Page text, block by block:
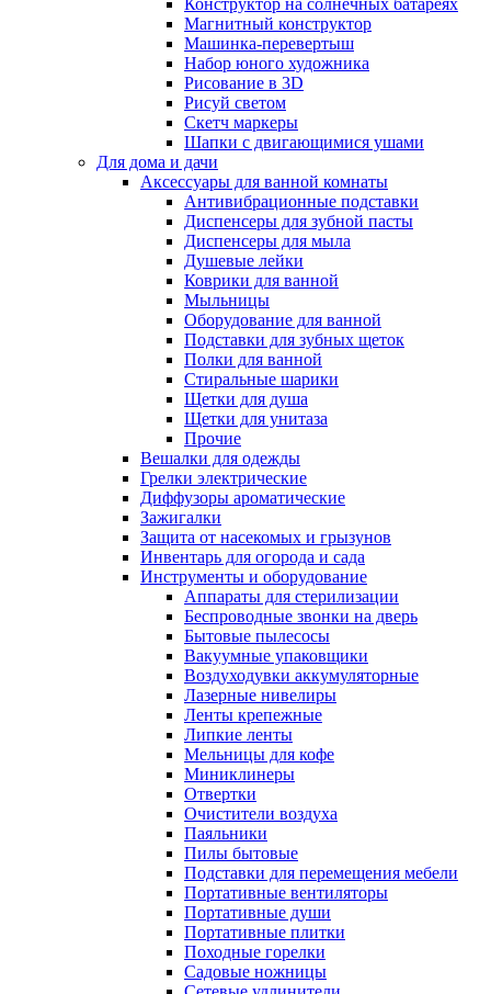
Конструктор на солнечных батареях
Магнитный конструктор
Машинка-перевертыш
Набор юного художника
Рисование в 3D
Рисуй светом
Скетч маркеры
Шапки с двигающимися ушами
Для дома и дачи
Аксессуары для ванной комнаты
Антивибрационные подставки
Диспенсеры для зубной пасты
Диспенсеры для мыла
Душевые лейки
Коврики для ванной
Мыльницы
Оборудование для ванной
Подставки для зубных щеток
Полки для ванной
Стиральные шарики
Щетки для душа
Щетки для унитаза
Прочие
Вешалки для одежды
Грелки электрические
Диффузоры ароматические
Зажигалки
Защита от насекомых и грызунов
Инвентарь для огорода и сада
Инструменты и оборудование
Аппараты для стерилизации
Беспроводные звонки на дверь
Бытовые пылесосы
Вакуумные упаковщики
Воздуходувки аккумуляторные
Лазерные нивелиры
Ленты крепежные
Липкие ленты
Мельницы для кофе
Миниклинеры
Отвертки
Очистители воздуха
Паяльники
Пилы бытовые
Подставки для перемещения мебели
Портативные вентиляторы
Портативные души
Портативные плитки
Походные горелки
Садовые ножницы